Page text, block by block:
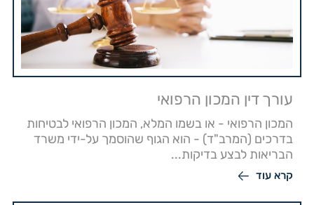
עורך דין המכון הרפואי
המכון הרפואי - או בשמו המלא, המכון הרפואי לבטיחות
בדרכים (המרב"ד) - הוא הגוף שהוסמך על-ידי משרד
הבריאות לבצע בדיקות...
קרא עוד